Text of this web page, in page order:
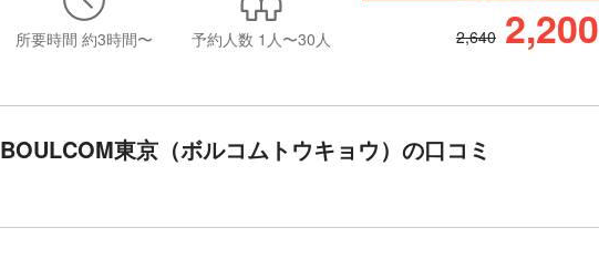
所要時間 約3時間〜 予約人数 1人〜30人 2,640 2,200
BOULCOM東京（ボルコムトウキョウ）の口コミ